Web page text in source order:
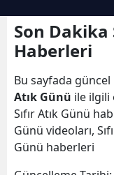
Son Dakika
Haberleri
Bu sayfada
Atık Günü ile ilgili
Sıfır Atık Günü
Günü videoları,
Günü haberleri